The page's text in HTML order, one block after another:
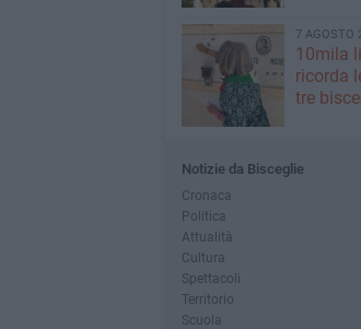
7 AGOSTO
10mila
ricorda
tre
Notizie da Bisceglie
Cronaca
Politica
Attualità
Cultura
Spettacoli
Territorio
Scuola